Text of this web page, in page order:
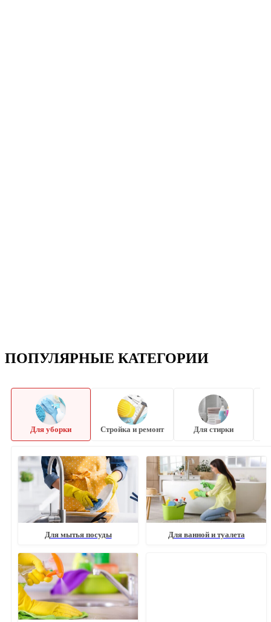
ПОПУЛЯРНЫЕ КАТЕГОРИИ
Для уборки Стройка и ремонт Для стирки
Для мытья посуды Для ванной и туалета